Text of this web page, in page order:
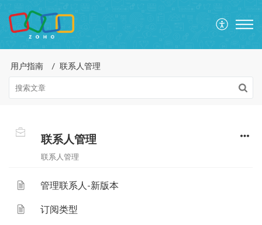
用户指南 联系人管理
联系人管理
联系人管理
管理联系人-新版本
订阅类型